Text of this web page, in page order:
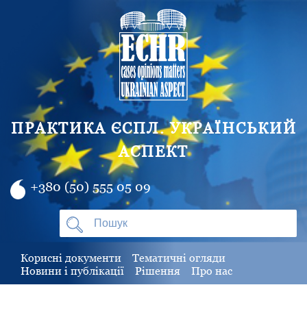
ПРАКТИКА ЄСПЛ. УКРАЇНСЬКИЙ
АСПЕКТ
+380 (50) 555 05 09
Корисні документи
Тематичні огляди
Новини і публікації
Рішення Про нас